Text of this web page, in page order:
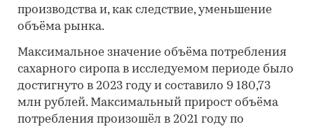
производства и, как следствие, уменьшение
объёма рынка.
Максимальное значение объёма потребления
сахарного сиропа в исследуемом периоде было
достигнуто в 2023 году и составило 9 180,73
млн рублей. Максимальный прирост объёма
потребления произошёл в 2021 году по